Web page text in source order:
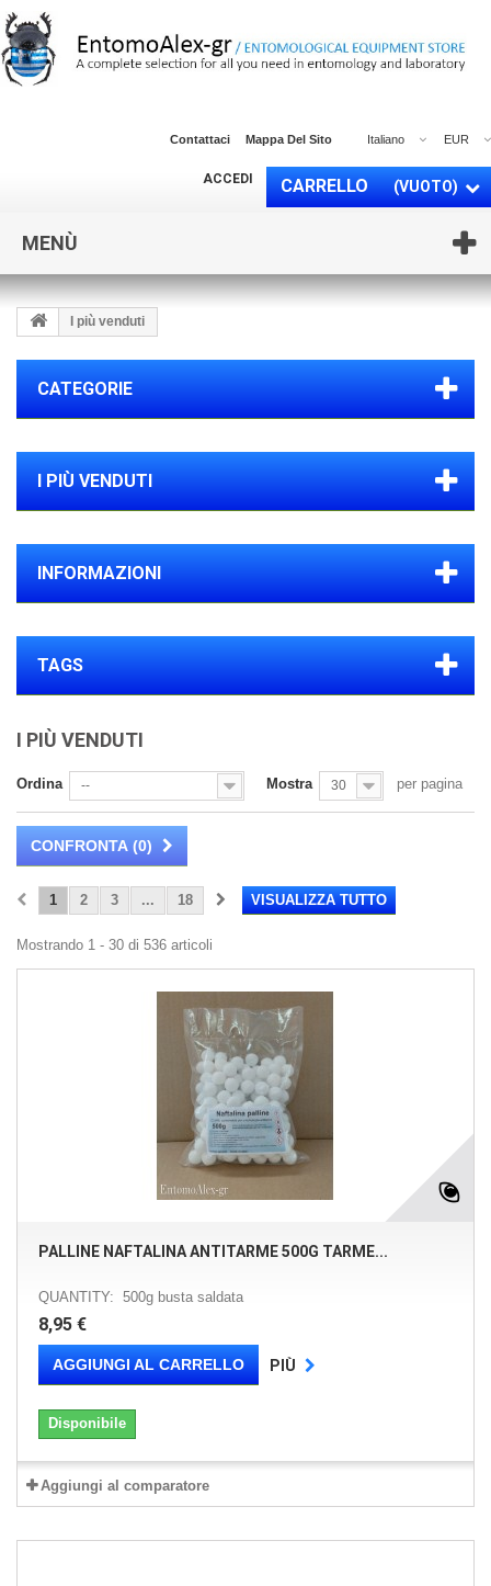
EUR
Italiano
Contattaci Mappa Del Sito
CARRELLO (VUOTO)
ACCEDI
MENÙ
I più venduti
CATEGORIE
I PIÙ VENDUTI
INFORMAZIONI
TAGS
I PIÙ VENDUTI
Ordina -- Mostra 30 per pagina
CONFRONTA (0)
VISUALIZZA TUTTO
1 2 3 ... 18
Mostrando 1 - 30 di 536 articoli
PALLINE NAFTALINA ANTITARME 500G TARME...
QUANTITY: 500g busta saldata
8,95 €
AGGIUNGI AL CARRELLO PIÙ
Disponibile
Aggiungi al comparatore